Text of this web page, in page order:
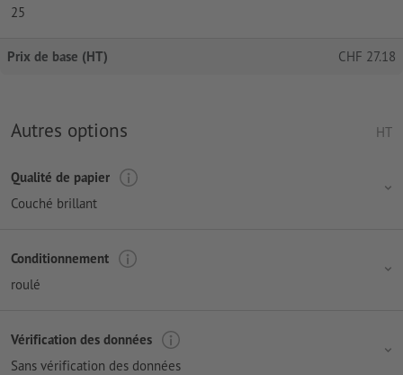
25
Prix de base (HT) CHF 27.18
Autres options HT
Qualité de papier
Couché brillant
Conditionnement
roulé
Vérification des données
Sans vérification des données